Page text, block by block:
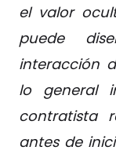
el valor
puede
interacción
lo general
contratista
antes de